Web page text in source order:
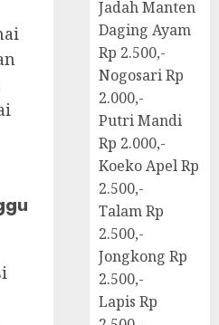
Jadah Manten
Daging Ayam
Rp 2.500,-
Nogosari Rp
2.000,-
Putri Mandi
Rp 2.000,-
Koeko Apel Rp
2.500,-
Talam Rp
2.500,-
Jongkong Rp
2.500,-
Lapis Rp